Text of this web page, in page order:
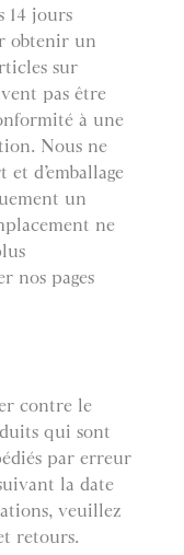
14 jours
obtenir un
sur
pas être
à une
Nous ne
d’emballage
un
ne
nos pages
contre le
qui sont
par erreur
la date
veuillez
retours.